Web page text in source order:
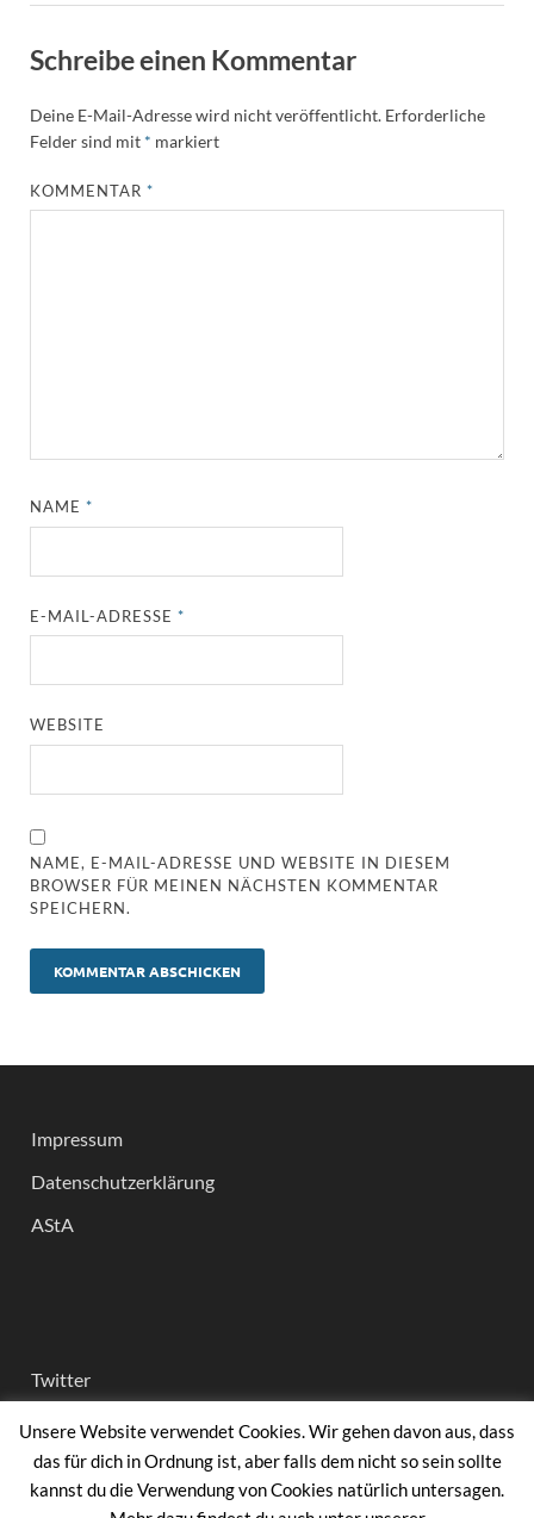
Schreibe einen Kommentar
Deine E-Mail-Adresse wird nicht veröffentlicht. Erforderliche
Felder sind mit * markiert
KOMMENTAR*
NAME*
E-MAIL-ADRESSE*
WEBSITE
NAME, E-MAIL-ADRESSE UND WEBSITE IN DIESEM
BROWSER FÜR MEINEN NÄCHSTEN KOMMENTAR
SPEICHERN.
Impressum
Datenschutzerklärung
AStA
Twitter
Instagram
facebook
Unsere Website verwendet Cookies. Wir gehen davon aus, dass
das für dich in Ordnung ist, aber falls dem nicht so sein sollte
kannst du die Verwendung von Cookies natürlich untersagen.